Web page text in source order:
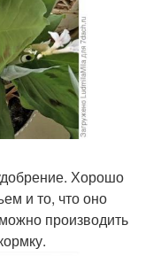
Хорошо
и то, что оно
производить